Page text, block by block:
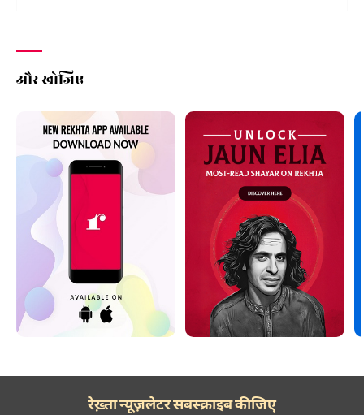
और खोजिए
रेख़्ता न्यूज़लेटर सबस्क्राइब कीजिए